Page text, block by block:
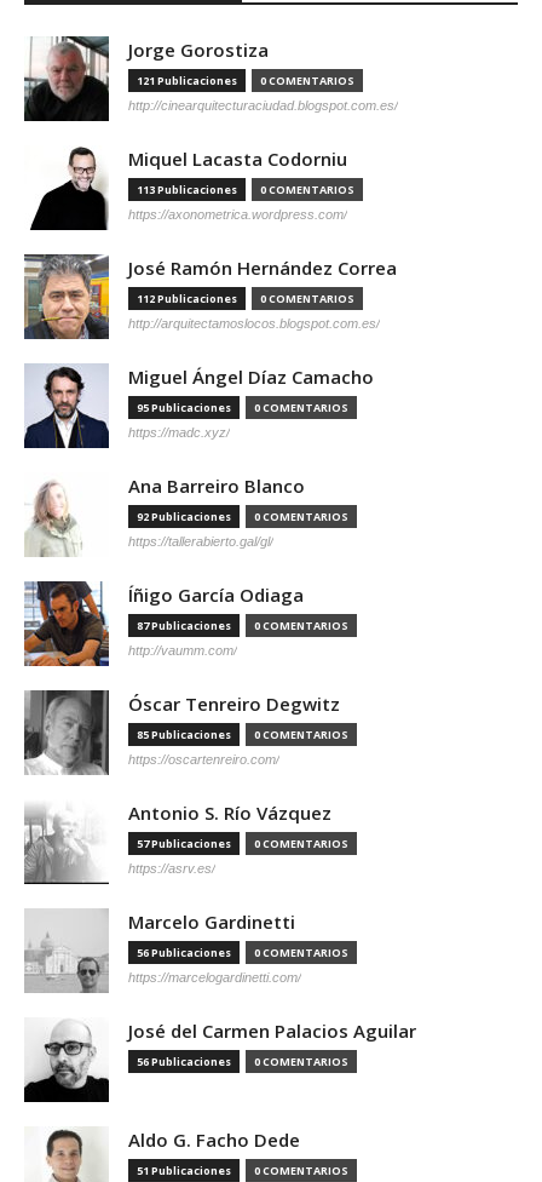
Jorge Gorostiza
121 Publicaciones 0 COMENTARIOS
http://cinearquitecturaciudad.blogspot.com.es/
Miquel Lacasta Codorniu
113 Publicaciones 0 COMENTARIOS
https://axonometrica.wordpress.com/
José Ramón Hernández Correa
112 Publicaciones 0 COMENTARIOS
http://arquitectamoslocos.blogspot.com.es/
Miguel Ángel Díaz Camacho
95 Publicaciones 0 COMENTARIOS
https://madc.xyz/
Ana Barreiro Blanco
92 Publicaciones 0 COMENTARIOS
https://tallerabierto.gal/gl/
Íñigo García Odiaga
87 Publicaciones 0 COMENTARIOS
http://vaumm.com/
Óscar Tenreiro Degwitz
85 Publicaciones 0 COMENTARIOS
https://oscartenreiro.com/
Antonio S. Río Vázquez
57 Publicaciones 0 COMENTARIOS
https://asrv.es/
Marcelo Gardinetti
56 Publicaciones 0 COMENTARIOS
https://marcelogardinetti.com/
José del Carmen Palacios Aguilar
56 Publicaciones 0 COMENTARIOS
Aldo G. Facho Dede
51 Publicaciones 0 COMENTARIOS